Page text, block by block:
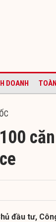
DOANH
đầu tư,